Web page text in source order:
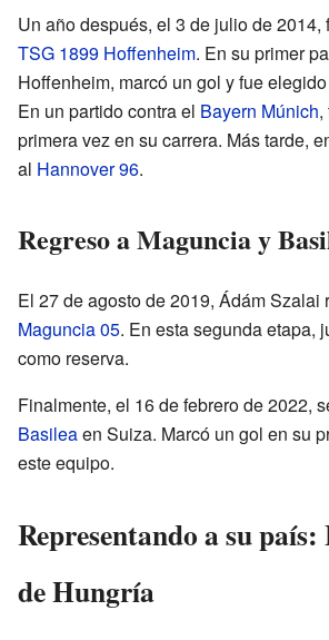
Un año después, el 3 de julio de 2014,
TSG 1899 Hoffenheim. En su primer
Hoffenheim, marcó un gol y fue
En un partido contra el Bayern Múnich,
primera vez en su carrera. Más tarde,
al Hannover 96.
Regreso a Maguncia y
El 27 de agosto de 2019, Ádám Szalai
Maguncia 05. En esta segunda etapa,
como reserva.
Finalmente, el 16 de febrero de 2022,
Basileaen Suiza. Marcó un gol en su
este equipo.
Representando a su país:
de Hungría